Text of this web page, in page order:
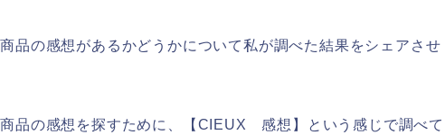
品の感想があるかどうかについて私が調べた結果をシェアさせ
品の感想を探すために、【CIEUX 感想】という感じで調べて